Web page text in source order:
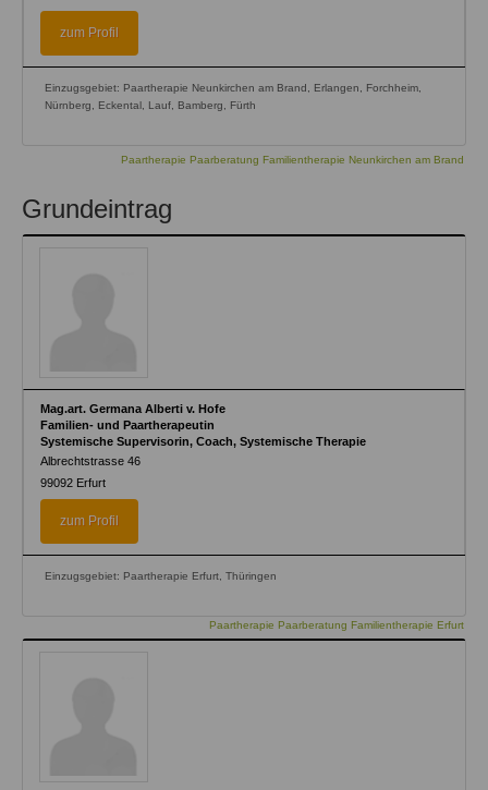
zum Profil
Einzugsgebiet: Paartherapie Neunkirchen am Brand, Erlangen, Forchheim,
Nürnberg, Eckental, Lauf, Bamberg, Fürth
Paartherapie Paarberatung Familientherapie Neunkirchen am Brand
Grundeintrag
Mag.art. Germana Alberti v. Hofe
Familien- und Paartherapeutin
Systemische Supervisorin, Coach, Systemische Therapie
Albrechtstrasse 46
99092 Erfurt
zum Profil
Einzugsgebiet: Paartherapie Erfurt, Thüringen
Paartherapie Paarberatung Familientherapie Erfurt